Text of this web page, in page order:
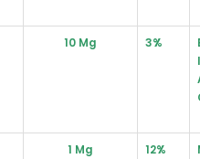
10 Mg 3%
1 Mg 12%